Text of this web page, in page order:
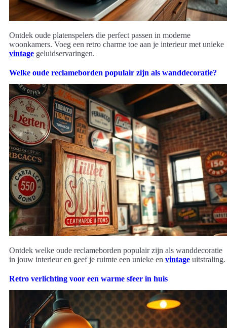
Ontdek oude platenspelers die perfect passen in moderne
woonkamers. Voeg een retro charme toe aan je interieur met unieke
vintage geluidservaringen.
Welke oude reclameborden populair zijn als wanddecoratie?
Ontdek welke oude reclameborden populair zijn als wanddecoratie
in jouw interieur en geef je ruimte een unieke en vintage uitstraling.
Retro verlichting voor een warme sfeer in huis